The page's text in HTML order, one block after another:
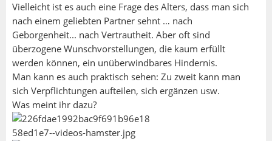
Vielleicht ist es auch eine Frage des Alters, dass man sich
nach einem geliebten Partner sehnt … nach
Geborgenheit... nach Vertrautheit. Aber oft sind
überzogene Wunschvorstellungen, die kaum erfüllt
werden können, ein unüberwindbares Hindernis.
Man kann es auch praktisch sehen: Zu zweit kann man
sich Verpflichtungen aufteilen, sich ergänzen usw.
Was meint ihr dazu?